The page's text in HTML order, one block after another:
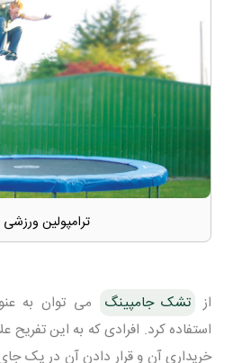
ترامپولین
از تشک جامپینگ
می توان به
استفاده کرد. افرادی که به این تفریح
خریداری آن و قرار دادن آن در یک